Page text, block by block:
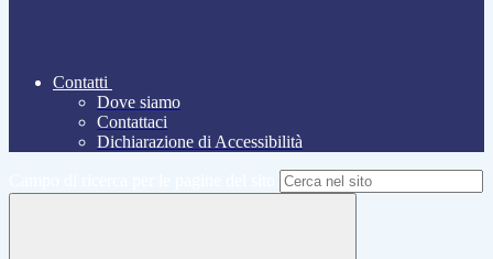
Contatti
Dove siamo
Contattaci
Dichiarazione di Accessibilità